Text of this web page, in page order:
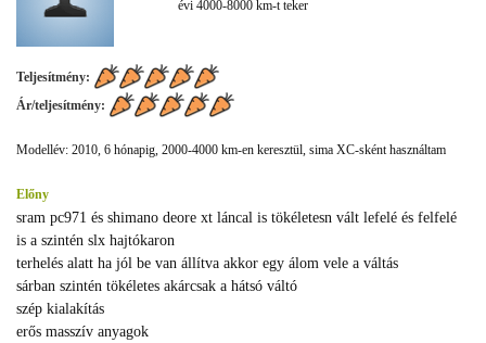
évi 4000-8000 km-t teker
Teljesítmény:
Ár/teljesítmény:
Modellév: 2010, 6 hónapig, 2000-4000 km-en keresztül, sima XC-sként használtam
Előny
sram pc971 és shimano deore xt láncal is tökéletesn vált lefelé és felfelé
is a szintén slx hajtókaron
terhelés alatt ha jól be van állítva akkor egy álom vele a váltás
sárban szintén tökéletes akárcsak a hátsó váltó
szép kialakítás
erős masszív anyagok